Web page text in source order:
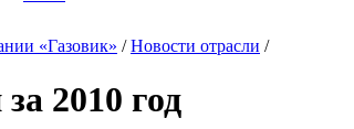
«Газовик» /Новости отрасли /
2010 год